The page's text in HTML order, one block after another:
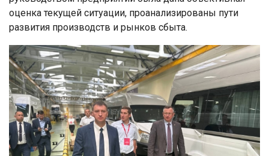
оценка текущей ситуации, проанализированы пути
развития производств и рынков сбыта.